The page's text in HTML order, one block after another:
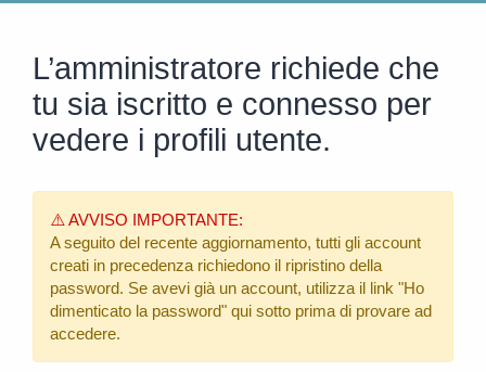
L’amministratore richiede che
tu sia iscritto e connesso per
vedere i profili utente.
⚠️ AVVISO IMPORTANTE:
A seguito del recente aggiornamento, tutti gli account
creati in precedenza richiedono il ripristino della
password. Se avevi già un account, utilizza il link "Ho
dimenticato la password" qui sotto prima di provare ad
accedere.